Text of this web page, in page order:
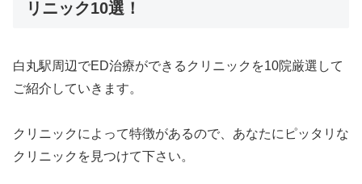
リニック10選！
白丸駅周辺でED治療ができるクリニックを10院厳選して
ご紹介していきます。
クリニックによって特徴があるので、あなたにピッタリな
クリニックを見つけて下さい。